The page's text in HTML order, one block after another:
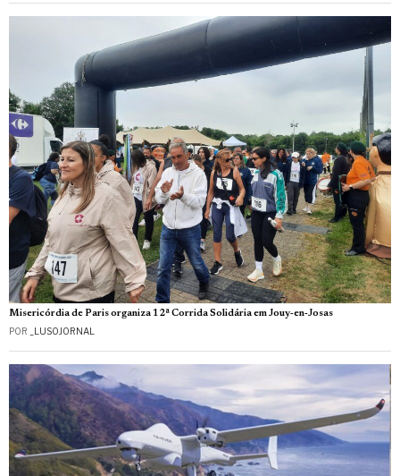
Misericórdia de Paris organiza 12ª Corrida Solidária em Jouy‑en‑Josas
POR _LUSOJORNAL